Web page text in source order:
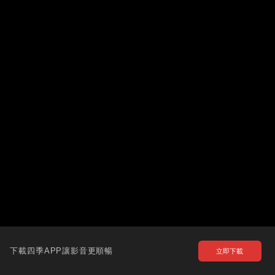
下載四季APP讓影音更順暢 立即下載